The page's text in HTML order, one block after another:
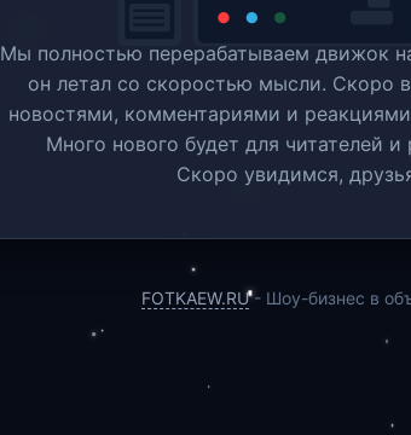
Мы полностью перерабатываем движок
он летал со скоростью мысли. Скоро
новостями, комментариями и
Много нового будет для читателей и
Скоро увидимся,
FOTKAEW.RU- Шоу-бизнес в